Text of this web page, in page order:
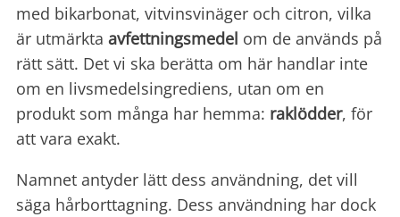
med bikarbonat, vitvinsvinäger och citron, vilka
är utmärkta avfettningsmedel om de används på
rätt sätt. Det vi ska berätta om här handlar inte
om en livsmedelsingrediens, utan om en
produkt som många har hemma: raklödder, för
att vara exakt.
Namnet antyder lätt dess användning, det vill
säga hårborttagning. Dess användning har dock